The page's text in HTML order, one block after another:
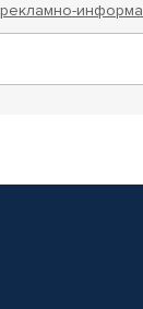
рекламно-